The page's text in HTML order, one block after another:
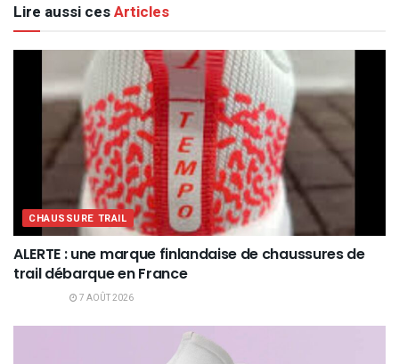
Lire aussi cesArticles
CHAUSSURE TRAIL
ALERTE : une marque finlandaise de chaussures de
trail débarque en France
7 AOÛT 2026